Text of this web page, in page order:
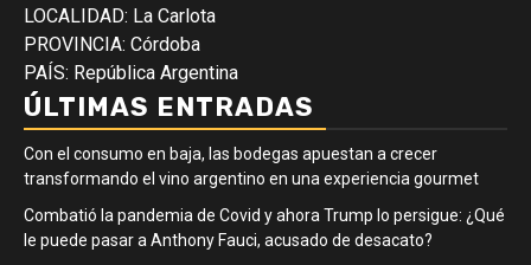
LOCALIDAD: La Carlota
PROVINCIA: Córdoba
PAÍS: República Argentina
ÚLTIMAS ENTRADAS
Con el consumo en baja, las bodegas apuestan a crecer
transformando el vino argentino en una experiencia gourmet
Combatió la pandemia de Covid y ahora Trump lo persigue: ¿Qué
le puede pasar a Anthony Fauci, acusado de desacato?